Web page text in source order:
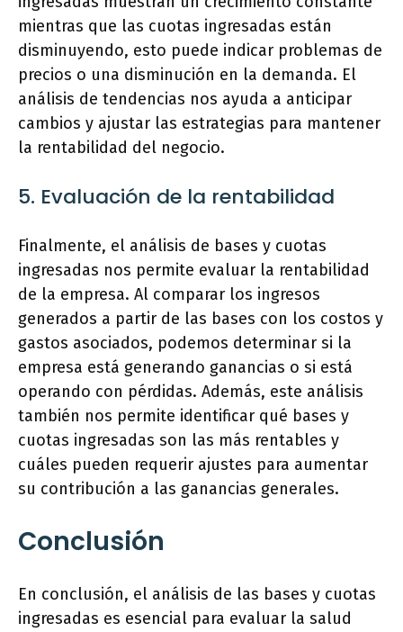
mientras que las cuotas ingresadas están
disminuyendo, esto puede indicar problemas de
precios o una disminución en la demanda. El
análisis de tendencias nos ayuda a anticipar
cambios y ajustar las estrategias para mantener
la rentabilidad del negocio.
5. Evaluación de la rentabilidad
Finalmente, el análisis de bases y cuotas
ingresadas nos permite evaluar la rentabilidad
de la empresa. Al comparar los ingresos
generados a partir de las bases con los costos y
gastos asociados, podemos determinar si la
empresa está generando ganancias o si está
operando con pérdidas. Además, este análisis
también nos permite identificar qué bases y
cuotas ingresadas son las más rentables y
cuáles pueden requerir ajustes para aumentar
su contribución a las ganancias generales.
Conclusión
En conclusión, el análisis de las bases y cuotas
ingresadas es esencial para evaluar la salud